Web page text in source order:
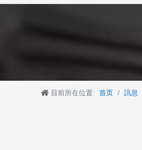
目前所在位置: 首页 / 訊息